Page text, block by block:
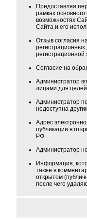
Предоставляя
рамках
возможностях
Сайта и его
Отзыв согласия
Согласие на
Администратор
лицами для
Администратор
недоступна
Адрес
публикации в
РФ.
Администратор
Информация,
также в
открытом
после чего